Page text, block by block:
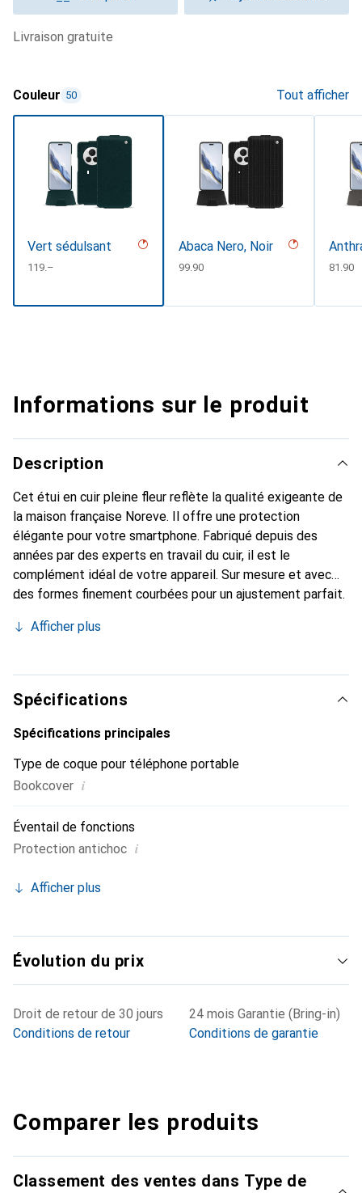
livraison gratuite
Couleur 50 Tout afficher
Vert sédulsant
CHF
119.–
Abaca Nero, Noir
CHF
99.90 CHF
81.90
Informations sur le produit
Description
Cet étui en cuir pleine fleur reflète la qualité exigeante de
la maison française Noreve. Il offre une protection
élégante pour votre smartphone. Fabriqué depuis des
années par des experts en travail du cuir, il est le
complément idéal de votre appareil. Sur mesure et avec
des formes finement courbées pour un ajustement parfait.
smartphone. La marque Noreve est reconnue
reste toujours un bon choix pour le client exigeant.
Afficher plus
Spécifications
Spécifications principales
Type de coque pour téléphone portable
Bookcover i
Éventail de fonctions
Protection antichoc i
Afficher plus
Évolution du prix
Droit de retour de 30 jours
Conditions de retour
24 mois Garantie (Bring-in)
Conditions de garantie
Comparer les produits
Classement des ventes dans Type de